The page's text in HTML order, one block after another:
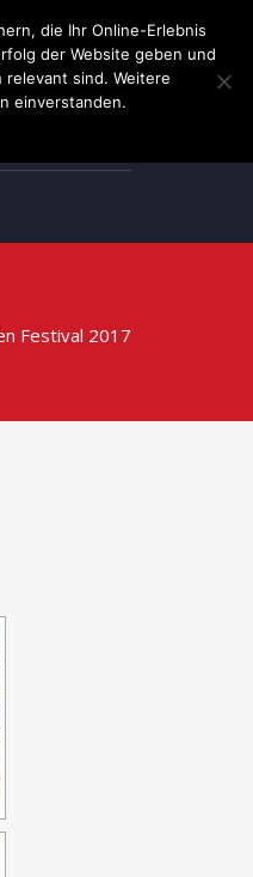
Festival 2017
die Ihr Online-Erlebnis
der Website geben und
sind. Weitere
einverstanden.